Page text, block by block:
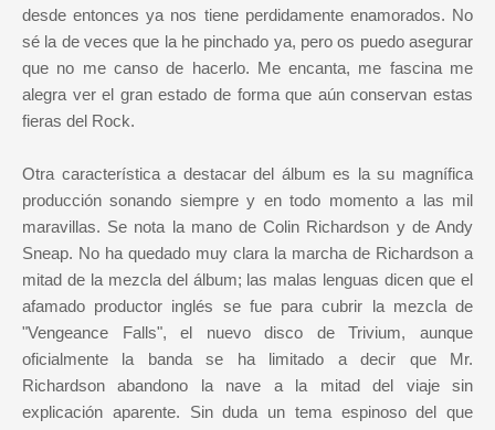
desde entonces ya nos tiene perdidamente enamorados. No
sé la de veces que la he pinchado ya, pero os puedo asegurar
que no me canso de hacerlo. Me encanta, me fascina me
alegra ver el gran estado de forma que aún conservan estas
fieras del Rock.
Otra característica a destacar del álbum es la su magnífica
producción sonando siempre y en todo momento a las mil
maravillas. Se nota la mano de Colin Richardson y de Andy
Sneap. No ha quedado muy clara la marcha de Richardson a
mitad de la mezcla del álbum; las malas lenguas dicen que el
afamado productor inglés se fue para cubrir la mezcla de
"Vengeance Falls", el nuevo disco de Trivium, aunque
oficialmente la banda se ha limitado a decir que Mr.
Richardson abandono la nave a la mitad del viaje sin
explicación aparente. Sin duda un tema espinoso del que